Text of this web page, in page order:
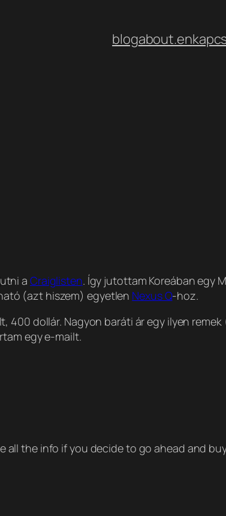
blogabout.en
a Craiglisten. Így jutottam Koreában egy
(azt hiszem) egyetlen Nexus Q-hoz.
dollár. Nagyon baráti ár egy ilyen remek
egy e-mailt.
the info if you decide to go ahead and